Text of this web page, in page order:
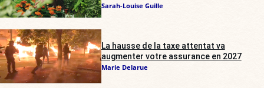
Sarah-Louise Guille
La hausse de la taxe attentat va
augmenter votre assurance en 2027
Marie Delarue